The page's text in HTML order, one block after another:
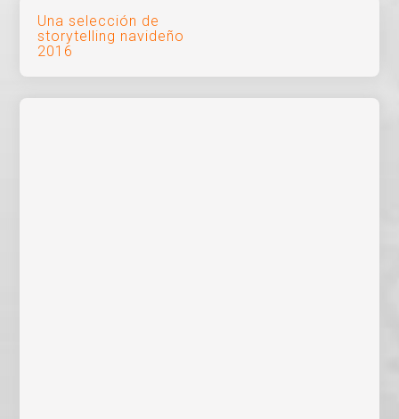
Navegación
de
entradas
Una selección de
storytelling navideño
2016